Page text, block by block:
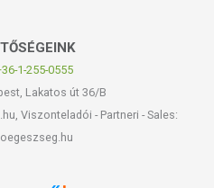
1-255-0555
Lakatos út 36/B
Viszonteladói - Partneri - Sales: